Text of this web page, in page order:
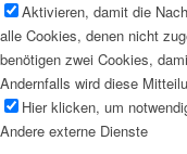
Aktivieren, damit die
alle Cookies, denen nicht
benötigen zwei Cookies,
Andernfalls wird diese
Hier klicken, um
Andere externe Dienste